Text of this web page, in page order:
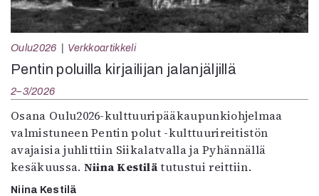
Oulu2026 Verkkoartikkeli
Pentin poluilla kirjailijan jalanjäljillä
2–3/2026
Osana Oulu2026-kulttuuripääkaupunkiohjelmaa
valmistuneen Pentin polut -kulttuurireitistön
avajaisia juhlittiin Siikalatvalla ja Pyhännällä
kesäkuussa. Niina Kestilätutustui reittiin.
Niina Kestilä